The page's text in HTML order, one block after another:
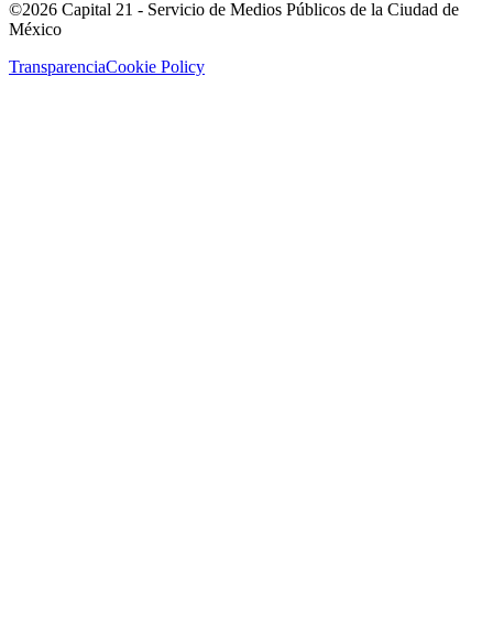
©2026 Capital 21 - Servicio de Medios Públicos de la Ciudad de
México
TransparenciaCookie Policy